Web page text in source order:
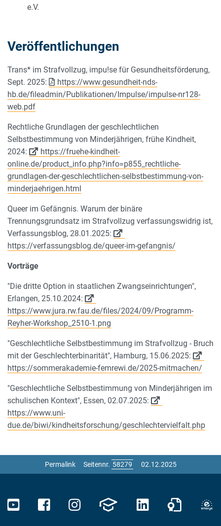
e.V.
Veröffentlichungen
Trans* im Strafvollzug, impu!se für Gesundheitsförderung,
Sept. 2025:
https://www.gesundheit-nds-
hb.de/fileadmin/Publikationen/Impulse/impulse-nr128-
web.pdf
Rechtliche Grundlagen der geschlechtlichen
Selbstbestimmung von Minderjährigen, frühe Kindheit,
2024:
https://fruehe-kindheit-
online.de/product_info.php?info=p855_rechtliche-
grundlagen-der-geschlechtlichen-selbstbestimmung-von-
minderjaehrigen.html
Queer im Gefängnis. Warum der binäre
Trennungsgrundsatz im Strafvollzug verfassungswidrig ist,
Verfassungsblog, 28.01.2025:
https://verfassungsblog.de/queer-im-gefangnis/
Vorträge
"Die dritte Option in staatlichen Zwangseinrichtungen",
Erlangen, 25.10.2024:
https://www.jura.rw.fau.de/files/2024/09/Programm-
Reyher-Workshop_2510-1.png
"Geschlechtliche Selbstbestimmung im Strafvollzug - Bruch
mit der Geschlechterbinarität", Hamburg, 15.06.2025:
https://sommerakademie-femrewi.de/2025-mitmachen/
"Geschlechtliche Selbstbestimmung von Minderjährigen im
schulischen Kontext", Essen, 02.07.2025:
https://www.uni-
due.de/biwi/kindheitsforschung/geschlechtervielfalt.php
Permalink Seitennr. 02.12.2025